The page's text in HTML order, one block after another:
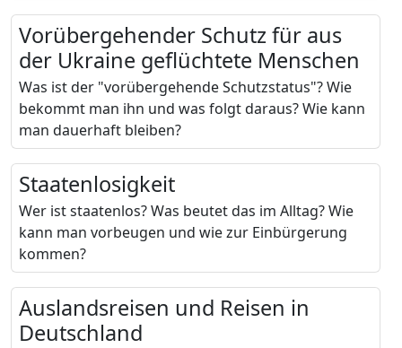
Vorübergehender Schutz für aus
der Ukraine geflüchtete Menschen
Was ist der "vorübergehende Schutzstatus"? Wie
bekommt man ihn und was folgt daraus? Wie kann
man dauerhaft bleiben?
Staatenlosigkeit
Wer ist staatenlos? Was beutet das im Alltag? Wie
kann man vorbeugen und wie zur Einbürgerung
kommen?
Auslandsreisen und Reisen in
Deutschland